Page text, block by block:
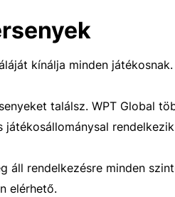
kínálja minden játékosnak.
találsz. WPT Global
játékosállománysal
áll rendelkezésre minden
elérhető.